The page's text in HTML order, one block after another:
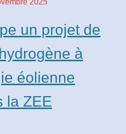
2025
un projet de
à
éolienne
la ZEE